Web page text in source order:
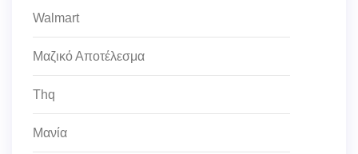
Walmart
Μαζικό Αποτέλεσμα
Thq
Μανία